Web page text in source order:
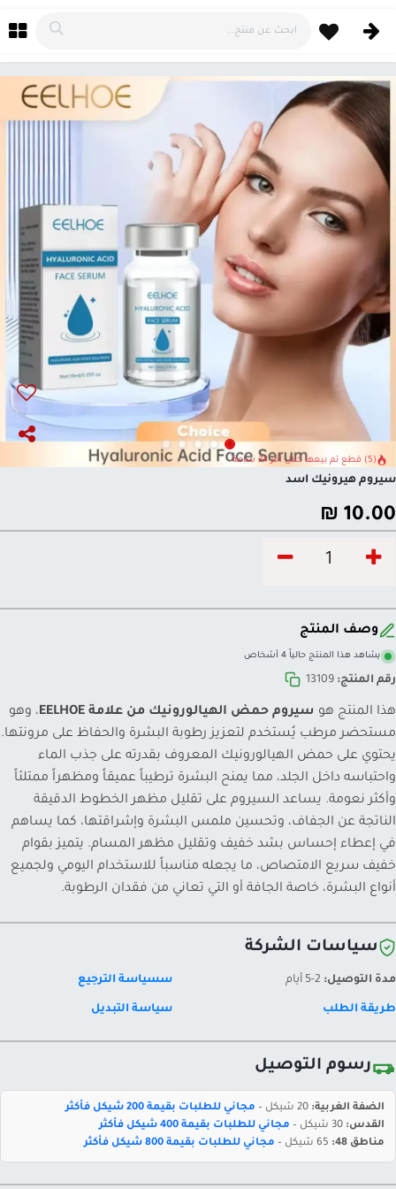
(5) قطع تم بيعها خلال آخر 24 ساعة
سيروم هيرونيك اسد
10.00
₪
وصف المنتج
يشاهد هذا المنتج حالياً 4 أشخاص
رقم المنتج: 13109
هذا المنتج هو سيروم حمض الهيالورونيك من علامة EELHOE
، وهو
مستحضر مرطب يُستخدم لتعزيز رطوبة البشرة والحفاظ على مرونتها.
يحتوي على حمض الهيالورونيك المعروف بقدرته على جذب الماء
واحتباسه داخل الجلد، مما يمنح البشرة ترطيباً عميقاً ومظهراً ممتلئاً
وأكثر نعومة. يساعد السيروم على تقليل مظهر الخطوط الدقيقة
الناتجة عن الجفاف، وتحسين ملمس البشرة وإشراقتها، كما يساهم
في إعطاء إحساس بشد خفيف وتقليل مظهر المسام. يتميز بقوام
خفيف سريع الامتصاص، ما يجعله مناسباً للاستخدام اليومي ولجميع
أنواع البشرة، خاصة الجافة أو التي تعاني من فقدان الرطوبة.
سياسات الشركة
مدة التوصيل: سسياسة الترجيع
طريقة الطلب سياسة التبديل
رسوم التوصيل
الضفة الغربية:
مجاني للطلبات بقيمة 200 شيكل فأكثر
القدس:
مجاني للطلبات بقيمة 400 شيكل فأكثر
مناطق 48:
مجاني للطلبات بقيمة 800 شيكل فأكثر